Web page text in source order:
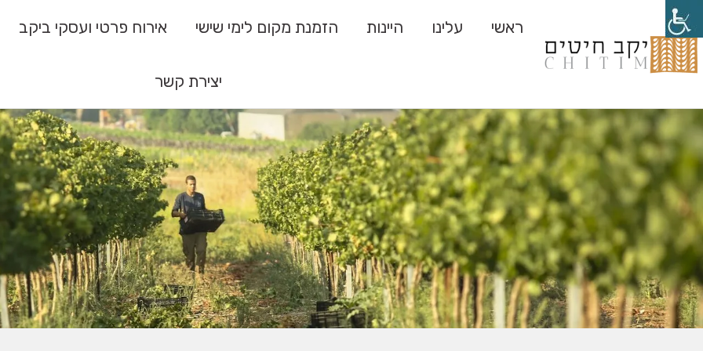
ראשי עלינו היינות הזמנת מקום לימי שישי אירוח פרטי ועסקי ביקב
יצירת קשר